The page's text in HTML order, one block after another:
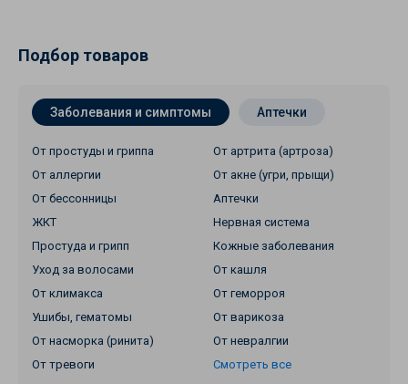
Подбор товаров
Заболевания и симптомы Аптечки
От простуды и гриппа
От артрита (артроза)
От аллергии
От акне (угри, прыщи)
От бессонницы
Аптечки
ЖКТ
Нервная система
Простуда и грипп
Кожные заболевания
Уход за волосами
От кашля
От климакса
От геморроя
Ушибы, гематомы
От варикоза
От насморка (ринита)
От невралгии
От тревоги
Смотреть все